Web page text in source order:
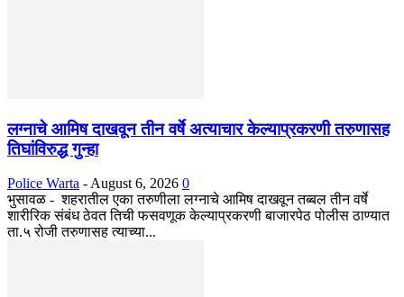
लग्नाचे आमिष दाखवून तीन वर्षे अत्याचार केल्याप्रकरणी तरुणासह
तिघांविरुद्ध गुन्हा
Police Warta - August 6, 2026 0
भुसावळ - शहरातील एका तरुणीला लग्नाचे आमिष दाखवून तब्बल तीन वर्षे
शारीरिक संबंध ठेवत तिची फसवणूक केल्याप्रकरणी बाजारपेठ पोलीस ठाण्यात
ता.५ रोजी तरुणासह त्याच्या...